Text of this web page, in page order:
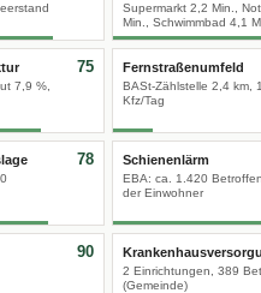
Supermarkt 2,2 Min.,
Min., Schwimmbad 4,1
7,9 %,
75 Fernstraßenumfeld
BASt-Zählstelle 2,4 km,
Kfz/Tag
78 Schienenlärm
EBA: ca. 1.420
der Einwohner
90
2 Einrichtungen, 389
(Gemeinde)